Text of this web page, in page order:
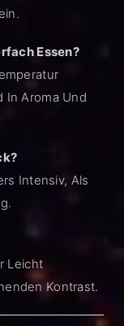
Essen?
In Aroma Und
Intensiv, Als
Leicht
Kontrast.